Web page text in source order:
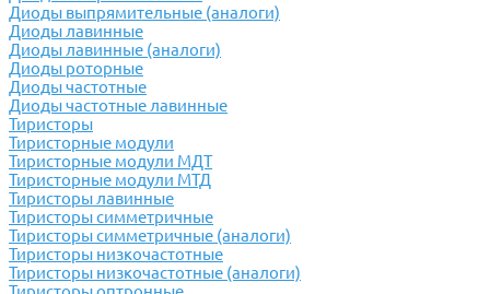
Диоды выпрямительные (аналоги)
Диоды лавинные
Диоды лавинные (аналоги)
Диоды роторные
Диоды частотные
Диоды частотные лавинные
Тиристоры
Тиристорные модули
Тиристорные модули МДТ
Тиристорные модули МТД
Тиристоры лавинные
Тиристоры симметричные
Тиристоры симметричные (аналоги)
Тиристоры низкочастотные
Тиристоры низкочастотные (аналоги)